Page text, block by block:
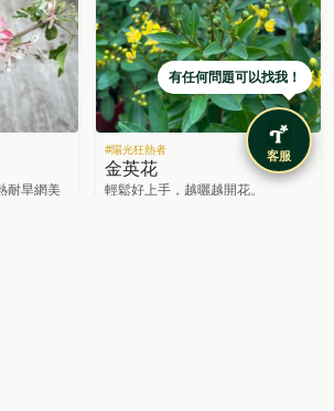
耐旱網美
#陽光狂熱者
金英花
輕鬆好上手，越曬越開花。
有任何問題可以找我！
客服